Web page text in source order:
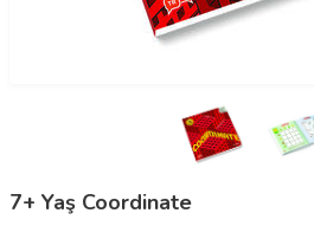
7+ Yaş Coordinate